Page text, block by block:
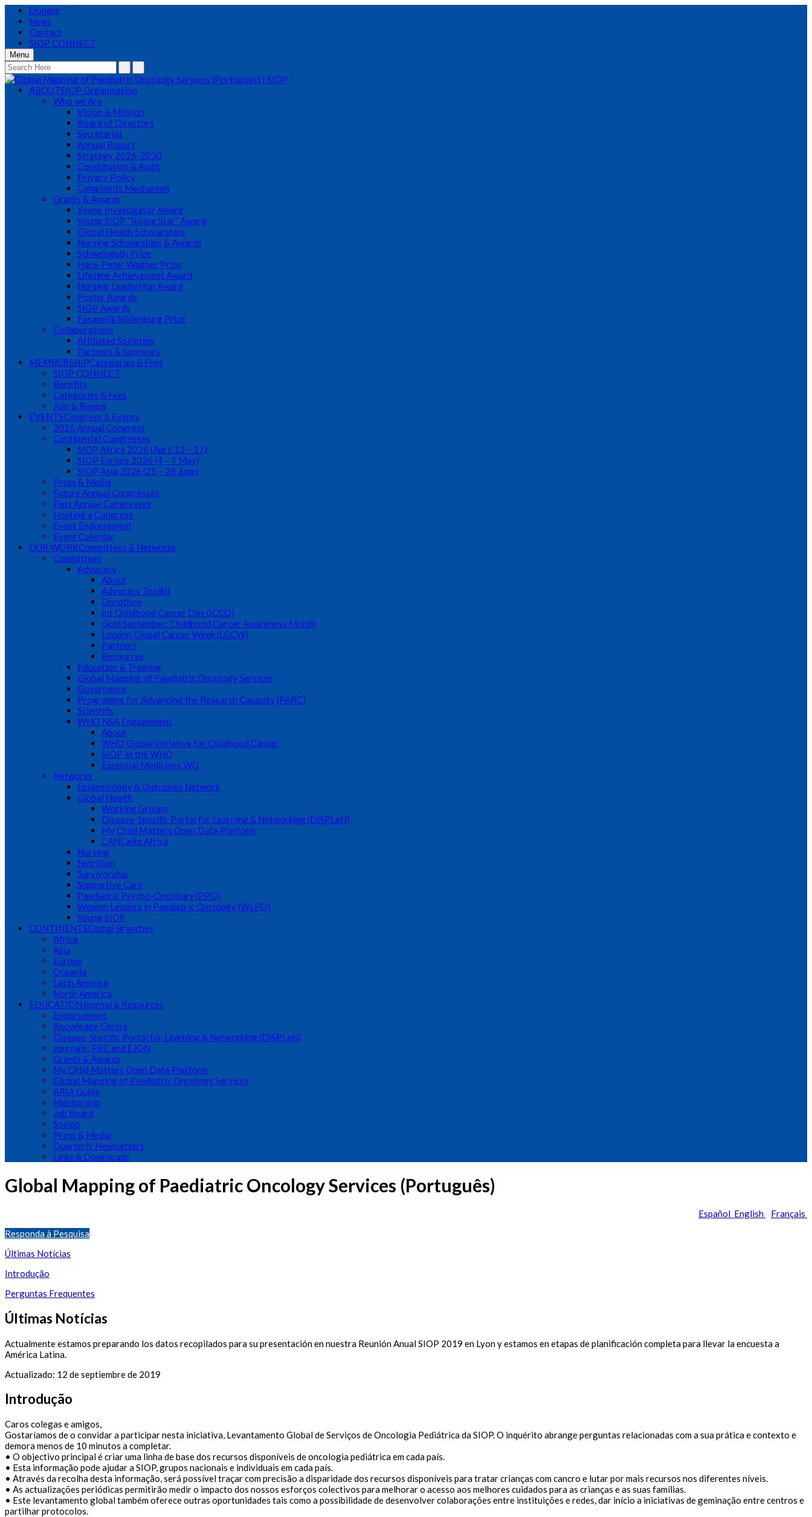
Donate
News
Contact
SIOP CONNECT
Menu
ABOUTSIOP Organisation
Who we Are
Vision & Mission
Board of Directors
Secretariat
Annual Report
Strategy 2026-2030
Constitution & Audit
Privacy Policy
Complaints Mechanism
Grants & Awards
Young Investigator Award
Young SIOP “Rising Star” Award
Global Health Scholarships
Nursing Scholarships & Awards
Schweisguth Prize
Hans-Peter Wagner Prize
Lifetime Achievement Award
Nursing Leadership Award
Poster Awards
SIOP Awards
Fasanelli/Nöllenburg Prize
Collaborations
Affiliated Societies
Partners & Sponsors
MEMBERSHIPCategories & Fees
SIOP CONNECT
Benefits
Categories & Fees
Join & Renew
EVENTSCongress & Events
2026 Annual Congress
Continental Congresses
SIOP Africa 2026 (April 13 – 17)
SIOP Europe 2026 (4 – 7 May)
SIOP Asia 2026 (25 – 28 June)
Press & Media
Future Annual Congresses
Past Annual Congresses
Hosting a Congress
Event Endorsement
Event Calendar
OUR WORKCommittees & Networks
Committees
Advocacy
About
Advocacy Toolkit
Oncothon
Int Childhood Cancer Day (ICCD)
Gold September: Childhood Cancer Awareness Month
London Global Cancer Week (LGCW)
Partners
Resources
Education & Training
Global Mapping of Paediatric Oncology Services
Governance
Programme for Advancing the Research Capacity (PARC)
Scientific
WHO NSA Engagement
About
WHO Global Initiative for Childhood Cancer
SIOP at the WHO
Essential Medicines WG
Networks
Epidemiology & Outcomes Network
Global Health
Working Groups
Disease-Specific Portal for Learning & Networking (DiSPLeN)
My Child Matters Open Data Platform
CANCaRe Africa
Nursing
Nutrition
Survivorship
Supportive Care
Paediatric Psycho-Oncology (PPO)
Women Leaders in Paediatric Oncology (WLPO)
Young SIOP
CONTINENTSGlobal Branches
Africa
Asia
Europe
Oceania
Latin America
North America
EDUCATION Journal & Resources
Endorsement
Knowledge Centre
Disease-Specific Portal for Learning & Networking (DiSPLeN)
Journals: PBC and EJON
Grants & Awards
My Child Matters Open Data Platform
Global Mapping of Paediatric Oncology Services
ARIA Guide
Mentorship
Job Board
Sosido
Press & Media
Quarterly Newsletters
Links & Downloads
Global Mapping of Paediatric Oncology Services (Português)
Español English
Français
Responda à Pesquisa
Últimas Notícias
Introdução
Perguntas Frequentes
Últimas Notícias
Actualmente estamos preparando los datos recopilados para su presentación en nuestra Reunión Anual SIOP 2019 en Lyon y estamos en etapas de planificación completa para llevar la encuesta a
América Latina.
Actualizado: 12 de septiembre de 2019
Introdução
Caros colegas e amigos,
Gostaríamos de o convidar a participar nesta iniciativa, Levantamento Global de Serviços de Oncologia Pediátrica da SIOP. O inquérito abrange perguntas relacionadas com a sua prática e contexto e
demora menos de 10 minutos a completar.
• O objectivo principal é criar uma linha de base dos recursos disponíveis de oncologia pediátrica em cada país.
• Esta informação pode ajudar a SIOP, grupos nacionais e individuais em cada país.
• Através da recolha desta informação, será possível traçar com precisão a disparidade dos recursos disponíveis para tratar crianças com cancro e lutar por mais recursos nos diferentes níveis.
• As actualizações periódicas permitirão medir o impacto dos nossos esforços colectivos para melhorar o acesso aos melhores cuidados para as crianças e as suas famílias.
• Este levantamento global também oferece outras oportunidades tais como a possibilidade de desenvolver colaborações entre instituições e redes, dar início a iniciativas de geminação entre centros e
partilhar protocolos.